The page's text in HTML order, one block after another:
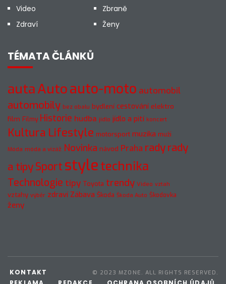
Video
Zbraně
Zdraví
Ženy
TÉMATA ČLÁNKŮ
autaAutoauto-moto automobil
automobily bez obalu bydlení cestování elektro
film Filmy Historie hudba jídlo jídlo a pití koncert
Kultura Lifestyle motorsport muzika muži
Móda móda a vizáž Novinka návod Praha radyrady
a tipySport styletechnika
Technologie tipy Toyota trendy Video vztah
vztahy výběr zdraví Zábava Škoda Škoda Auto Škodovka
ženy
© 2023 MZONE. ALL RIGHTS RESERVED.
KONTAKT